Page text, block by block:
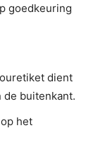
goedkeuring
dient
de buitenkant.
het